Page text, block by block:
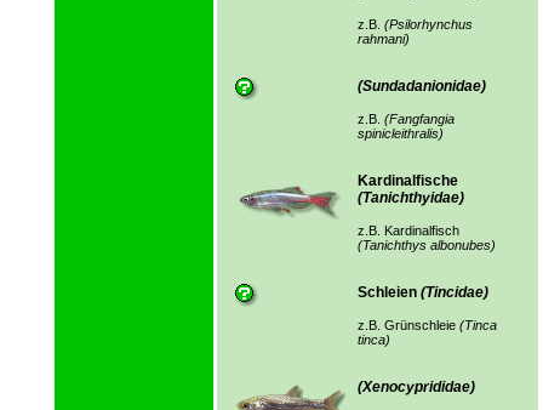
z.B. (Psilorhynchus
rahmani)
(Sundadanionidae)
z.B. (Fangfangia
spinicleithralis)
Kardinalfische
(Tanichthyidae)
z.B. Kardinalfisch
(Tanichthys albonubes)
Schleien (Tincidae)
z.B. Grünschleie (Tinca
tinca)
(Xenocyprididae)